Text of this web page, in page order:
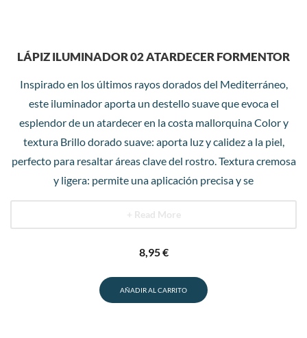
LÁPIZ ILUMINADOR 02 ATARDECER FORMENTOR
Inspirado en los últimos rayos dorados del Mediterráneo,
este iluminador aporta un destello suave que evoca el
esplendor de un atardecer en la costa mallorquina Color y
textura Brillo dorado suave: aporta luz y calidez a la piel,
perfecto para resaltar áreas clave del rostro. Textura cremosa
y ligera: permite una aplicación precisa y se
+ Read More
8,95€
AÑADIR AL CARRITO